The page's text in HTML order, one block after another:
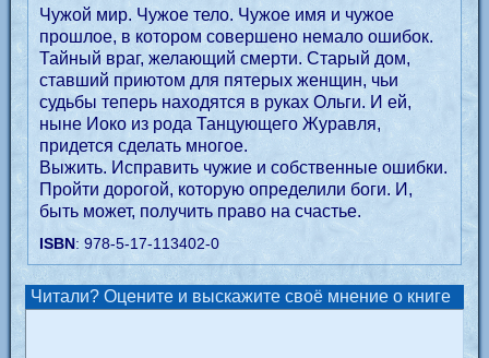
Чужой мир. Чужое тело. Чужое имя и чужое
прошлое, в котором совершено немало ошибок.
Тайный враг, желающий смерти. Старый дом,
ставший приютом для пятерых женщин, чьи
судьбы теперь находятся в руках Ольги. И ей,
ныне Иоко из рода Танцующего Журавля,
придется сделать многое.
Выжить. Исправить чужие и собственные ошибки.
Пройти дорогой, которую определили боги. И,
быть может, получить право на счастье.
ISBN: 978-5-17-113402-0
Читали? Оцените и выскажите своё мнение о книге